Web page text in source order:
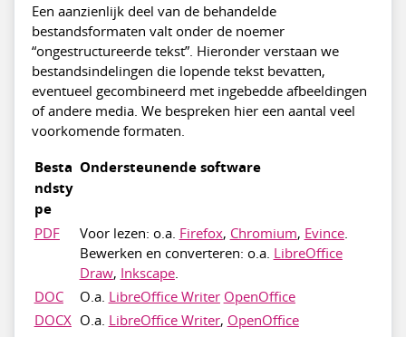
Een aanzienlijk deel van de behandelde
bestandsformaten valt onder de noemer
“ongestructureerde tekst”. Hieronder verstaan we
bestandsindelingen die lopende tekst bevatten,
eventueel gecombineerd met ingebedde afbeeldingen
of andere media. We bespreken hier een aantal veel
voorkomende formaten.
Besta
ndsty
pe
Ondersteunende software
PDF Voor lezen: o.a. Firefox, Chromium, Evince.
Bewerken en converteren: o.a. LibreOffice
Draw, Inkscape.
DOC
O.a. LibreOffice Writer OpenOffice
DOCX O.a. LibreOffice Writer, OpenOffice